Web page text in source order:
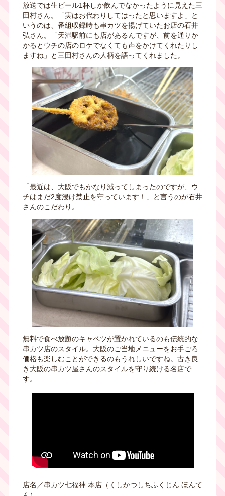
放送では生ビール1杯しか飲んでなかったように見えた三
田村さん。「実はお代わりしてはったと思いますよ」と
いうのは、番組収録時も串カツを揚げていたお店の石井
弘さん。「天満駅前にも店があるんですが、前を通りか
かるとウチの店のロケでなくても声をかけてくれたりし
ますね」と三田村さんの人柄を語ってくれました。
「最近は、大阪でもかなり減ってしまったのですが、ウ
チはまだ2度浸け禁止を守っています！」と言うのが石井
さんのこだわり。
無料で食べ放題のキャベツが置かれているのも伝統的な
串カツ店のスタイル。大阪のご当地メニューをお手ごろ
価格も楽しむことができるのもうれしいですね。 古き良
き大阪の串カツ屋さんのスタイルを守り続ける名店で
す。
店名／串カツ七福神 本店（くしかつしちふくじん ほんて